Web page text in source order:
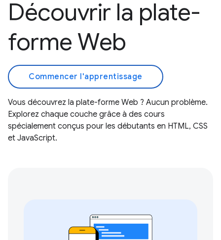
Découvrir la plate-
forme Web
Commencer l'apprentissage
Vous découvrez la plate-forme Web ? Aucun problème.
Explorez chaque couche grâce à des cours
spécialement conçus pour les débutants en HTML, CSS
et JavaScript.